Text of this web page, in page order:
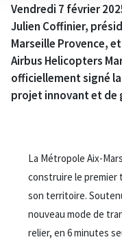
Vendredi 7 février
Julien Coffinier,
Marseille Provence,
Airbus Helicopters
officiellement signé
projet innovant et de
La Métropole Aix-
construire le premier
son territoire.
nouveau mode de
relier, en 6 minutes